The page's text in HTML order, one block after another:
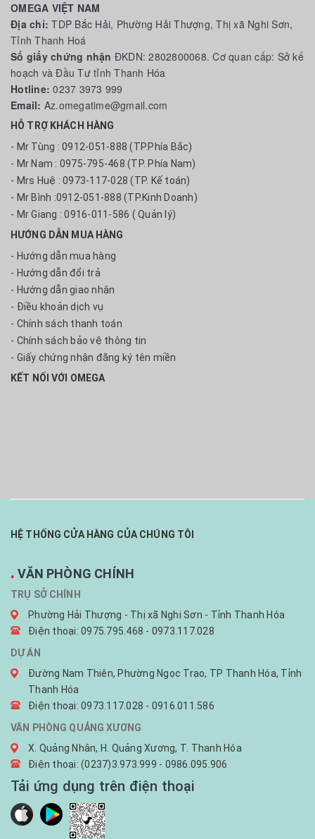
OMEGA VIỆT NAM
Địa chỉ:TDP Bắc Hải, Phường Hải Thượng, Thị xã Nghi Sơn,
Tỉnh Thanh Hoá
Số giấy chứng nhận ĐKDN: 2802800068. Cơ quan cấp: Sở kế
hoạch và Đầu Tư tỉnh Thanh Hóa
Hotline:0237 3973 999
Email: Az.omegatime@gmail.com
HỖ TRỢ KHÁCH HÀNG
- Mr Tùng : 0912-051-888 (TP.Phía Bắc)
- Mr Nam : 0975-795-468 (TP. Phía Nam)
- Mrs Huệ : 0973-117-028 (TP. Kế toán)
- Mr Bình :0912-051-888 (TP.Kinh Doanh)
- Mr Giang : 0916-011-586 ( Quản lý)
HƯỚNG DẪN MUA HÀNG
- Hướng dẫn mua hàng
- Hướng dẫn đổi trả
- Hướng dẫn giao nhận
- Điều khoản dịch vụ
- Chính sách thanh toán
- Chính sách bảo vệ thông tin
- Giấy chứng nhận đăng ký tên miền
KẾT NỐI VỚI OMEGA
HỆ THỐNG CỬA HÀNG CỦA CHÚNG TÔI
. VĂN PHÒNG CHÍNH
TRỤ SỞ CHÍNH
Phường Hải Thượng - Thị xã Nghi Sơn - Tỉnh Thanh Hóa
Điện thoại: 0975.795.468 - 0973.117.028
DỰ ÁN
Đường Nam Thiên, Phường Ngọc Trạo, TP Thanh Hóa, Tỉnh
Thanh Hóa
Điện thoại: 0973.117.028 - 0916.011.586
VĂN PHÒNG QUẢNG XƯƠNG
X. Quảng Nhân, H. Quảng Xương, T. Thanh Hóa
Điện thoại: (0237)3.973.999 - 0986.095.906
Tải ứng dụng trên điện thoại